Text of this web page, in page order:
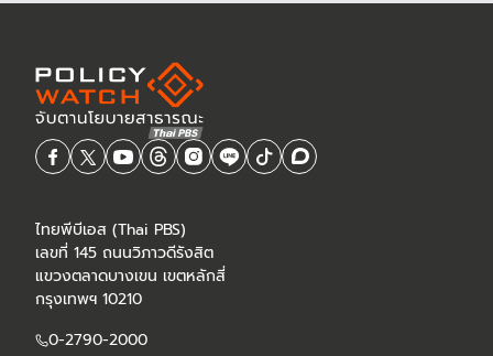
ไทยพีบีเอส (Thai PBS)
เลขที่ 145 ถนนวิภาวดีรังสิต
แขวงตลาดบางเขน เขตหลักสี่
กรุงเทพฯ 10210
0-2790-2000